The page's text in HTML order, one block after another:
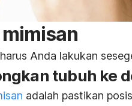
Anda lakukan
tubuh ke
adalah pastikan